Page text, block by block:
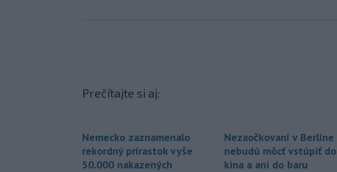
Prečítajte si aj:
Nemecko zaznamenalo
rekordný prírastok vyše
50.000 nakazených
Nezaočkovaní v Berlíne
nebudú môcť vstúpiť do
kina a ani do baru